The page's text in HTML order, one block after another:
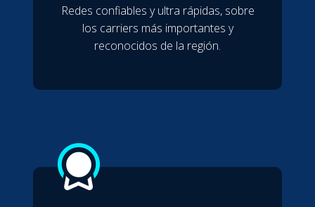
Redes confiables y ultra rápidas, sobre
los carriers más importantes y
reconocidos de la región.